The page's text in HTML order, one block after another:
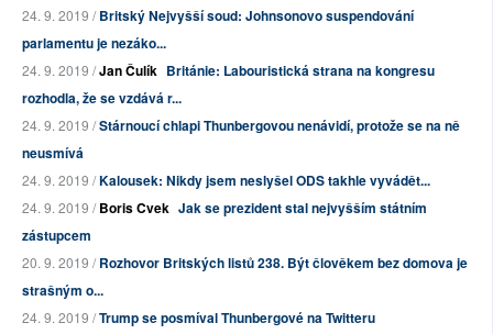
24. 9. 2019 /Britský Nejvyšší soud: Johnsonovo suspendování
parlamentu je nezáko...
24. 9. 2019 /Jan Čulík Británie: Labouristická strana na kongresu
rozhodla, že se vzdává r...
24. 9. 2019 /Stárnoucí chlapi Thunbergovou nenávidí, protože se na ně
neusmívá
24. 9. 2019 /Kalousek: Nikdy jsem neslyšel ODS takhle vyvádět...
24. 9. 2019 /Boris Cvek Jak se prezident stal nejvyšším státním
zástupcem
20. 9. 2019 /Rozhovor Britských listů 238. Být člověkem bez domova je
strašným o...
24. 9. 2019 /Trump se posmíval Thunbergové na Twitteru